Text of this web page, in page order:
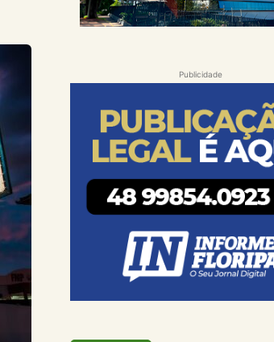
Publicidade